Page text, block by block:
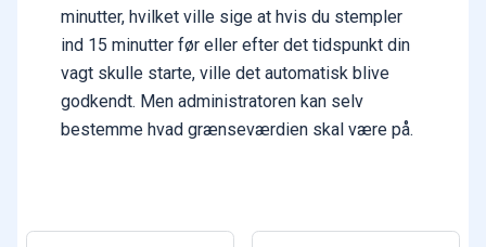
minutter, hvilket ville sige at hvis du stempler
ind 15 minutter før eller efter det tidspunkt din
vagt skulle starte, ville det automatisk blive
godkendt. Men administratoren kan selv
bestemme hvad grænseværdien skal være på.